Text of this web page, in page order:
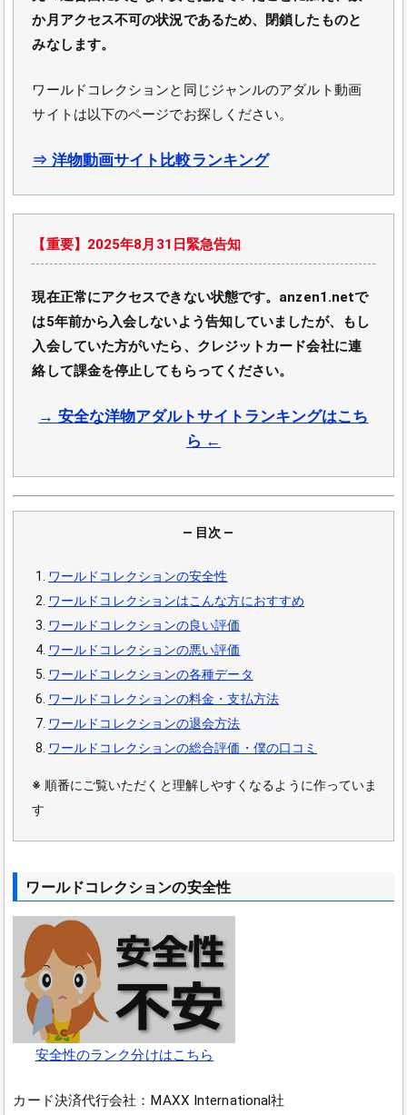
か月アクセス不可の状況であるため、閉鎖したものと
みなします。
ワールドコレクションと同じジャンルのアダルト動画
サイトは以下のページでお探しください。
⇒ 洋物動画サイト比較ランキング
【重要】2025年8月31日緊急告知
現在正常にアクセスできない状態です。anzen1.netで
は5年前から入会しないよう告知していましたが、もし
入会していた方がいたら、クレジットカード会社に連
絡して課金を停止してもらってください。
→ 安全な洋物アダルトサイトランキングはこち
ら ←
― 目次 ―
ワールドコレクションの安全性
ワールドコレクションはこんな方におすすめ
ワールドコレクションの良い評価
ワールドコレクションの悪い評価
ワールドコレクションの各種データ
ワールドコレクションの料金・支払方法
ワールドコレクションの退会方法
ワールドコレクションの総合評価・僕の口コミ
※ 順番にご覧いただくと理解しやすくなるように作っていま
す
ワールドコレクションの安全性
安全性のランク分けはこちら
カード決済代行会社：MAXX International社